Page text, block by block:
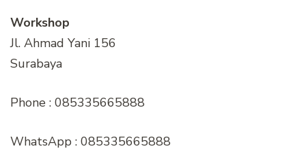
Workshop
Jl. Ahmad Yani 156
Surabaya
Phone : 085335665888
WhatsApp : 085335665888